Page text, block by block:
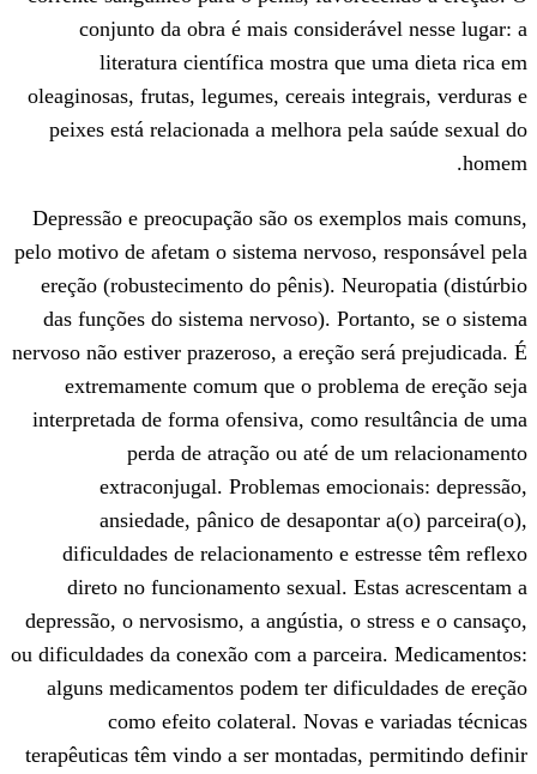
conjunto da obra é mais
literatura científica mostra que
oleaginosas, frutas, legumes, cereais
peixes está relacionada a melhora
Depressão e preocupação são os
pelo motivo de afetam o sistema nervoso,
ereção (robustecimento do pênis).
das funções do sistema nervoso).
nervoso não estiver prazeroso, a ereção
extremamente comum que o
interpretada de forma ofensiva, como
perda de atração ou até de
extraconjugal. Problemas
ansiedade, pânico de
dificuldades de relacionamento e
direto no funcionamento sexual.
depressão, o nervosismo, a angústia, o
ou dificuldades da conexão com a
alguns medicamentos podem ter
como efeito colateral. Novas e
terapêuticas têm vindo a ser montadas,